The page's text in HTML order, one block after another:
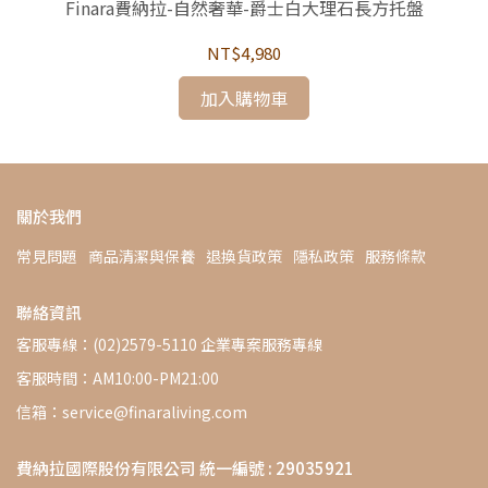
Finara費納拉-自然奢華-爵士白大理石長方托盤
NT$4,980
加入購物車
關於我們
常見問題 商品清潔與保養 退換貨政策 隱私政策 服務條款
聯絡資訊
客服專線：(02)2579-5110 企業專案服務專線
客服時間：AM10:00-PM21:00
信箱：service@finaraliving.com
費納拉國際股份有限公司 統一編號 : 29035921